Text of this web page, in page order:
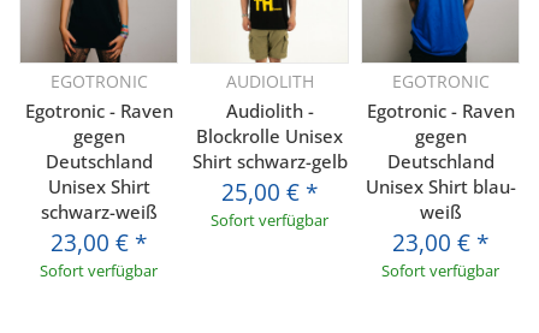
EGOTRONIC
Egotronic - Raven
gegen
Deutschland
Unisex Shirt
schwarz-weiß
23,00 € *
Sofort verfügbar
AUDIOLITH
Audiolith -
Blockrolle Unisex
Shirt schwarz-gelb
25,00 € *
Sofort verfügbar
EGOTRONIC
Egotronic - Raven
gegen
Deutschland
Unisex Shirt blau-
weiß
23,00 € *
Sofort verfügbar